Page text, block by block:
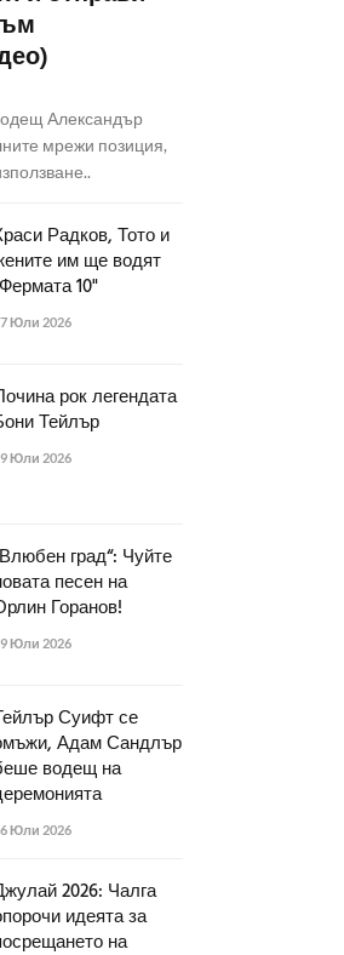
Александър
мрежи позиция,
Радков, Тото и
им ще водят
10"
Юли 2026
рок легендата
Тейлър
Юли 2026
град“: Чуйте
песен на
Горанов!
Юли 2026
Суифт се
Адам Сандлър
водещ на
Юли 2026
2026: Чалга
идеята за
на